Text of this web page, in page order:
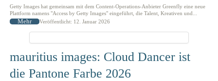
Getty Images hat gemeinsam mit dem Content-Operations-Anbieter Greenfly eine neue
Plattform namens "Access by Getty Images" eingeführt, die Talent, Kreativen und...
Mehr Veröffentlicht: 12. Januar 2026
mauritius images: Cloud Dancer ist
die Pantone Farbe 2026